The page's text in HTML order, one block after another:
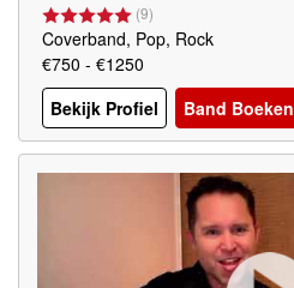
(9)
Coverband, Pop, Rock
€750 - €1250
Bekijk Profiel
Band Boeken